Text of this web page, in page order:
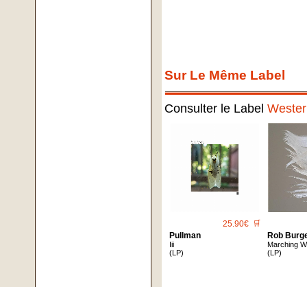
Sur Le Même Label
Consulter le Label
25.90€ 🛒
Pullman
Iii
(LP)
Rob
Marching
(LP)